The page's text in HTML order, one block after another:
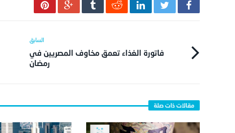
فاتورة الغذاء تعمق مخاوف المصريين في
رمضان